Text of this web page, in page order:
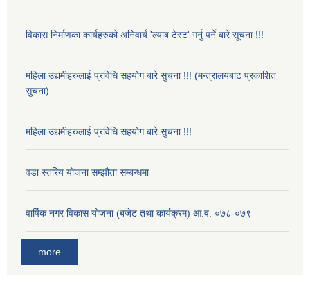
विकास निर्माणका कार्यहरुको अनिवार्य 'ल्याब टेस्ट' गर्नु पर्ने बारे सूचना !!!
महिला उद्यमीहरुलाई प्रविधि सहयोग बारे सुचना !!! (मन्त्रालयबाट प्रकाशित
सुचना)
महिला उद्यमीहरुलाई प्रविधि सहयोग बारे सुचना !!!
वडा स्तरिय योजना सम्झौता सम्बन्धमा
वार्षिक नगर विकास योजना (बजेट तथा कार्यक्रम) आ.व. ०७८-०७९
more